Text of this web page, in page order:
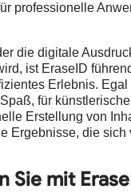
professionelle
die digitale
ist EraseID
Erlebnis. Egal
für
Erstellung von
Ergebnisse, die sich
Sie mit